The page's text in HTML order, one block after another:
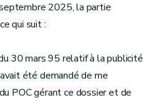
2025, la partie
qui suit :
30 mars 95 relatif à la publicité
été demandé de me
POC gérant ce dossier et de